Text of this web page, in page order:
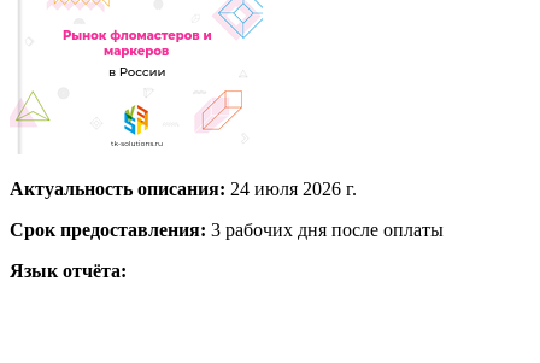
Актуальность описания: 24 июля 2026 г.
Срок предоставления: 3 рабочих дня после оплаты
Язык отчёта: